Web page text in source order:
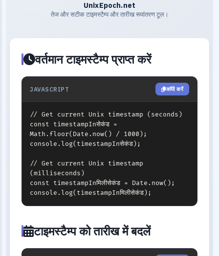
UnixEpoch.net
तेज और सटीक टाइमस्टैम्प और तारीख रूपांतरण टूल।
वर्तमान टाइमस्टैम्प प्राप्त करें
JAVASCRIPT कॉपी करें
// Get current Unix timestamp (seconds)
const timestampInसेकंड =
Math.floor(Date.now() / 1000);
console.log(timestampInसेकंड);
// Get current Unix timestamp
(milliseconds)
const timestampInमिलीसेकंड = Date.now();
console.log(timestampInमिलीसेकंड);
टाइमस्टैम्प को तारीख में बदलें